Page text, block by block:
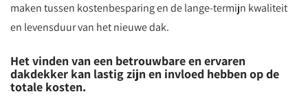
maken tussen kostenbesparing en de lange-termijn kwaliteit
en levensduur van het nieuwe dak.
Het vinden van een betrouwbare en ervaren
dakdekker kan lastig zijn en invloed hebben op de
totale kosten.